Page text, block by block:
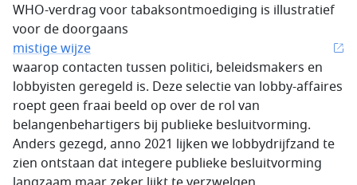
WHO-verdrag voor tabaksontmoediging is illustratief
voor de doorgaans
mistige wijze
waarop contacten tussen politici, beleidsmakers en
lobbyisten geregeld is. Deze selectie van lobby-affaires
roept geen fraai beeld op over de rol van
belangenbehartigers bij publieke besluitvorming.
Anders gezegd, anno 2021 lijken we lobbydrijfzand te
zien ontstaan dat integere publieke besluitvorming